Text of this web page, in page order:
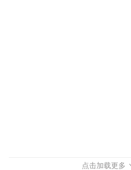
点击加载更多